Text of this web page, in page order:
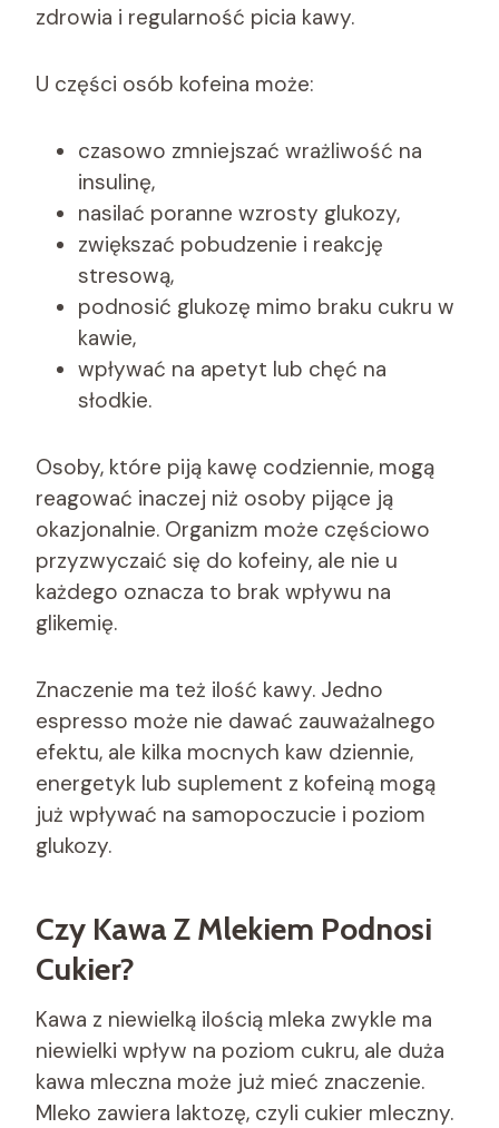
zdrowia i regularność picia kawy.
U części osób kofeina może:
czasowo zmniejszać wrażliwość na
insulinę,
nasilać poranne wzrosty glukozy,
zwiększać pobudzenie i reakcję
stresową,
podnosić glukozę mimo braku cukru w
kawie,
wpływać na apetyt lub chęć na
słodkie.
Osoby, które piją kawę codziennie, mogą
reagować inaczej niż osoby pijące ją
okazjonalnie. Organizm może częściowo
przyzwyczaić się do kofeiny, ale nie u
każdego oznacza to brak wpływu na
glikemię.
Znaczenie ma też ilość kawy. Jedno
espresso może nie dawać zauważalnego
efektu, ale kilka mocnych kaw dziennie,
energetyk lub suplement z kofeiną mogą
już wpływać na samopoczucie i poziom
glukozy.
Czy Kawa Z Mlekiem Podnosi
Cukier?
Kawa z niewielką ilością mleka zwykle ma
niewielki wpływ na poziom cukru, ale duża
kawa mleczna może już mieć znaczenie.
Mleko zawiera laktozę, czyli cukier mleczny.